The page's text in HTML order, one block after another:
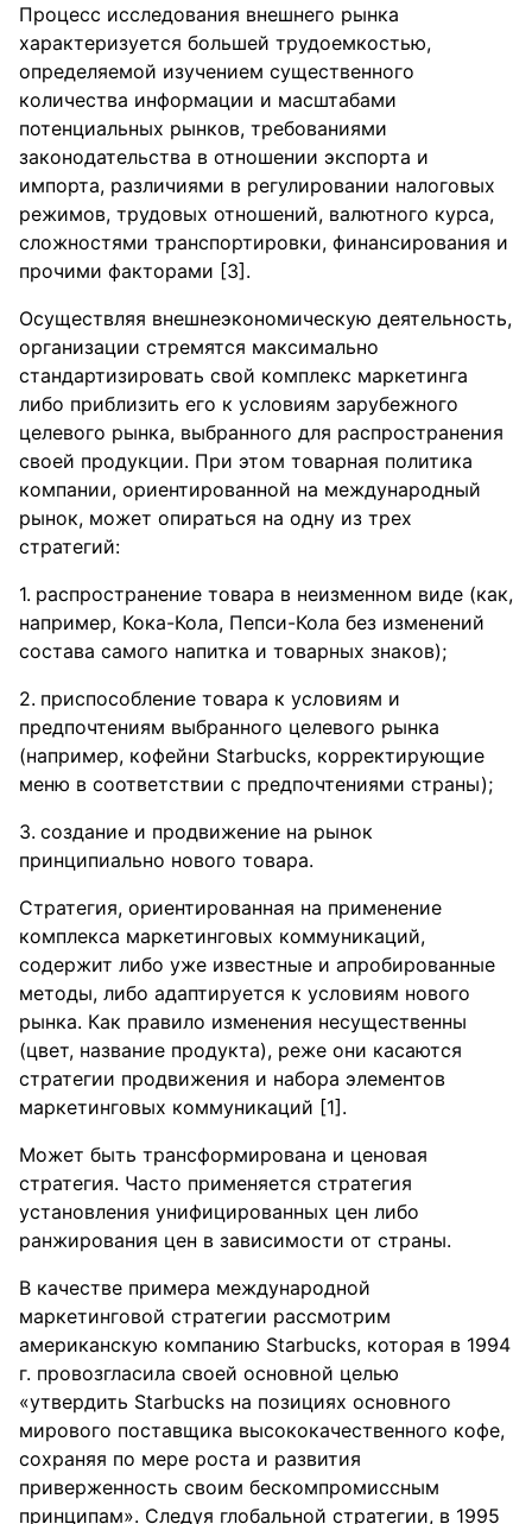
Процесс исследования внешнего рынка
характеризуется большей трудоемкостью,
определяемой изучением существенного
количества информации и масштабами
потенциальных рынков, требованиями
законодательства в отношении экспорта и
импорта, различиями в регулировании налоговых
режимов, трудовых отношений, валютного курса,
сложностями транспортировки, финансирования и
прочими факторами [3].
Осуществляя внешнеэкономическую деятельность,
организации стремятся максимально
стандартизировать свой комплекс маркетинга
либо приблизить его к условиям зарубежного
целевого рынка, выбранного для распространения
своей продукции. При этом товарная политика
компании, ориентированной на международный
рынок, может опираться на одну из трех
стратегий:
распространение товара в неизменном виде (как,
например, Кока-Кола, Пепси-Кола без изменений
состава самого напитка и товарных знаков);
приспособление товара к условиям и
предпочтениям выбранного целевого рынка
(например, кофейни Starbucks, корректирующие
меню в соответствии с предпочтениями страны);
создание и продвижение на рынок
принципиально нового товара.
Стратегия, ориентированная на применение
комплекса маркетинговых коммуникаций,
содержит либо уже известные и апробированные
методы, либо адаптируется к условиям нового
рынка. Как правило изменения несущественны
(цвет, название продукта), реже они касаются
стратегии продвижения и набора элементов
маркетинговых коммуникаций [1].
Может быть трансформирована и ценовая
стратегия. Часто применяется стратегия
установления унифицированных цен либо
ранжирования цен в зависимости от страны.
В качестве примера международной
маркетинговой стратегии рассмотрим
американскую компанию Starbucks, которая в 1994
г. провозгласила своей основной целью
«утвердить Starbucks на позициях основного
мирового поставщика высококачественного кофе,
сохраняя по мере роста и развития
приверженность своим бескомпромиссным
принципам». Следуя глобальной стратегии, в 1995